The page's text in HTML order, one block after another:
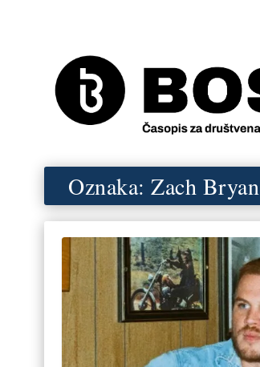
Oznaka:Zach Bryan